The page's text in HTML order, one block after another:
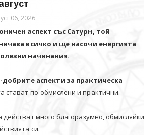
06, 2026
аспект със Сатурн, той
всичко и щe насочи енергията
начинания.
аспекти за практическа
стават по-обмислени и практични.
действат много благоразумно, обмисляйки
си.